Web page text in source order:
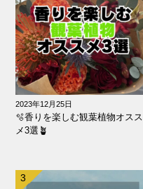
2023年12月25日
🫧香りを楽しむ観葉植物オスス
メ3選🪴